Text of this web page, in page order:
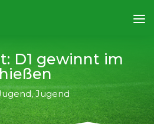
D1 gewinnt im
,Jugend